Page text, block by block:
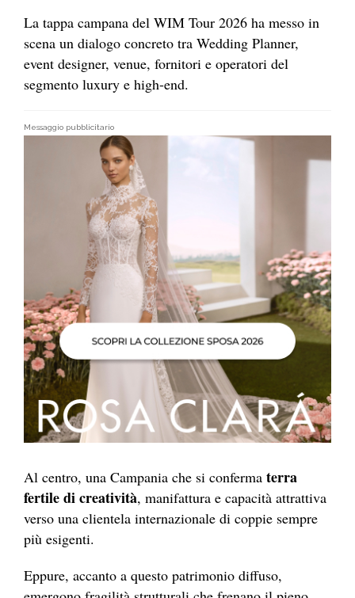
La tappa campana del WIM Tour 2026 ha messo in
scena un dialogo concreto tra Wedding Planner,
event designer, venue, fornitori e operatori del
segmento luxury e high-end.
Messaggio pubblicitario
Al centro, una Campania che si conferma terra
fertile di creatività, manifattura e capacità attrattiva
verso una clientela internazionale di coppie sempre
più esigenti.
Eppure, accanto a questo patrimonio diffuso,